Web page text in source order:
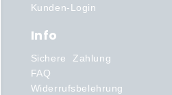
Kunden-Login
Info
Sichere Zahlung
FAQ
Widerrufsbelehrung